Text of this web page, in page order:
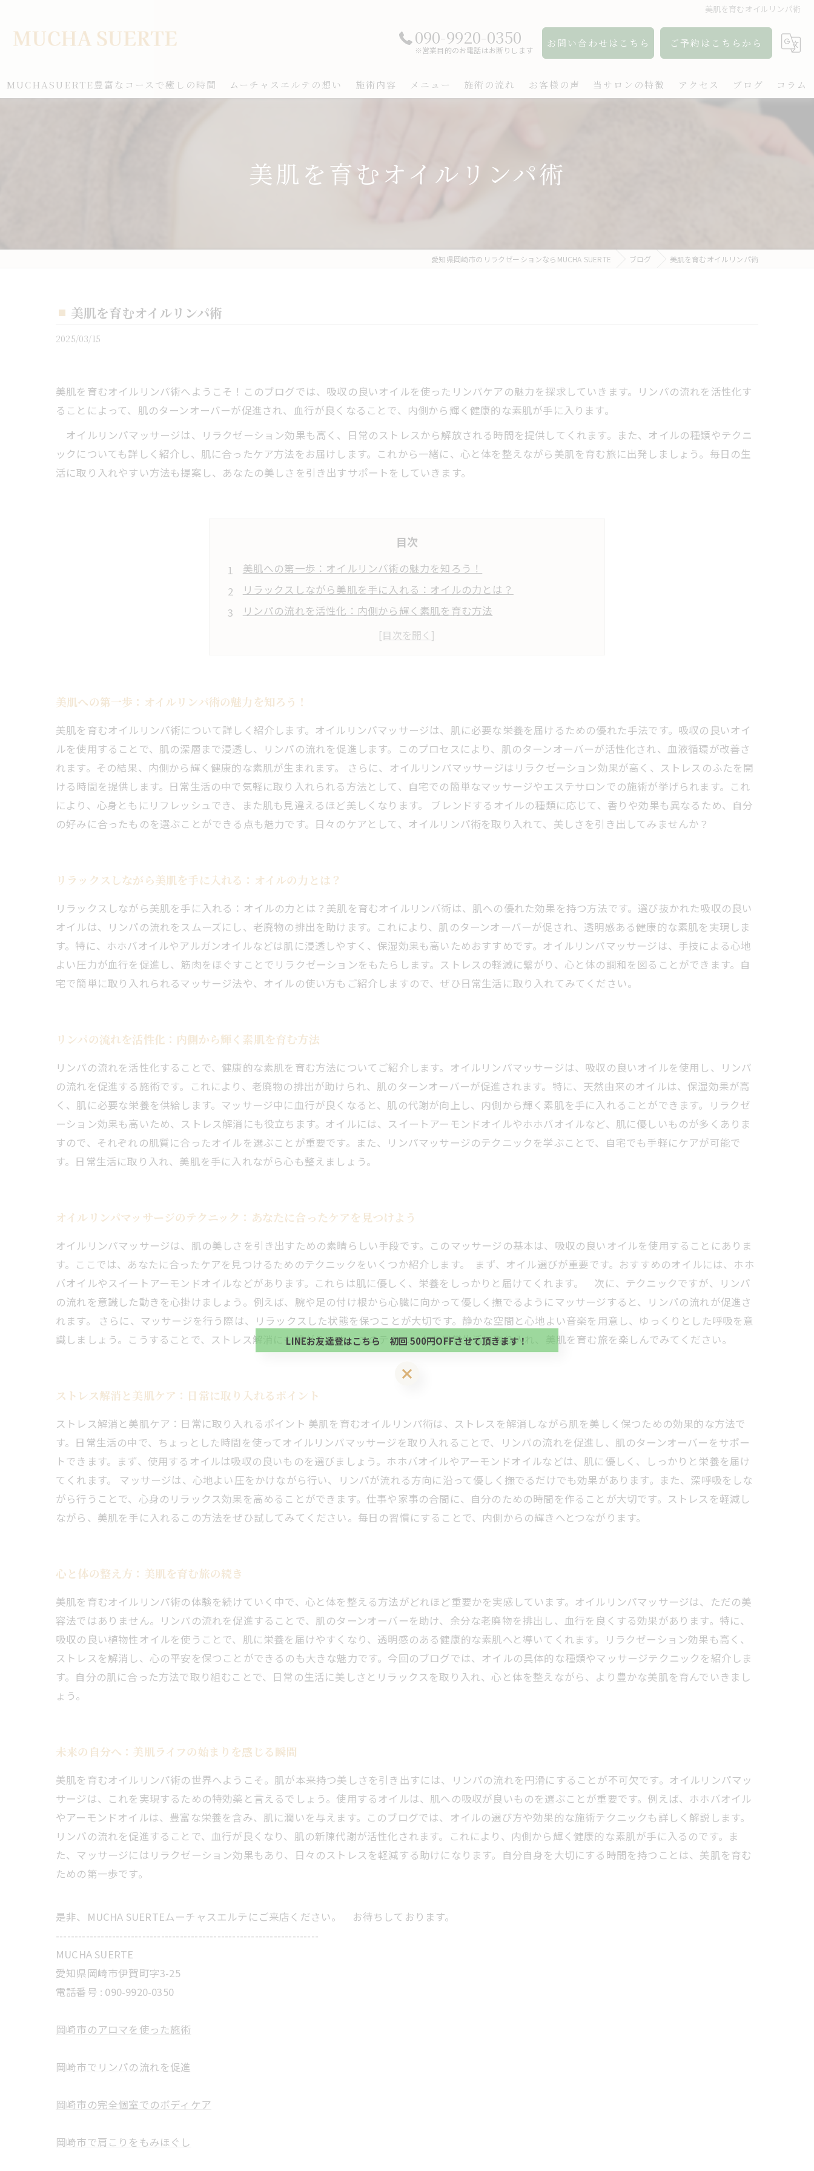
美肌を育むオイルリンパ術
090-9920-0350
※営業目的のお電話はお断りします
お問い合わせはこちら ご予約はこちらから
MUCHASUERTE豊富なコースで癒しの時間 ムーチャスエルテの想い 施術内容 メニュー 施術の流れ お客様の声 当サロンの特徴 アクセス ブログ コラム
美肌を育むオイルリンパ術
愛知県岡崎市のリラクゼーションならMUCHA SUERTE ブログ 美肌を育むオイルリンパ術
美肌を育むオイルリンパ術
2025/03/15
美肌を育むオイルリンパ術へようこそ！このブログでは、吸収の良いオイルを使ったリンパケアの魅力を探求していきます。リンパの流れを活性化す
ることによって、肌のターンオーバーが促進され、血行が良くなることで、内側から輝く健康的な素肌が手に入ります。
オイルリンパマッサージは、リラクゼーション効果も高く、日常のストレスから解放される時間を提供してくれます。また、オイルの種類やテクニ
ックについても詳しく紹介し、肌に合ったケア方法をお届けします。これから一緒に、心と体を整えながら美肌を育む旅に出発しましょう。毎日の生
活に取り入れやすい方法も提案し、あなたの美しさを引き出すサポートをしていきます。
目次
美肌への第一歩：オイルリンパ術の魅力を知ろう！
リラックスしながら美肌を手に入れる：オイルの力とは？
リンパの流れを活性化：内側から輝く素肌を育む方法
オイルリンパマッサージのテクニック：あなたに合ったケアを見つけよう
未来の自分へ：美肌ライフの始まりを感じる瞬間
美肌への第一歩：オイルリンパ術の魅力を知ろう！
美肌を育むオイルリンパ術について詳しく紹介します。オイルリンパマッサージは、肌に必要な栄養を届けるための優れた手法です。吸収の良いオイ
ルを使用することで、肌の深層まで浸透し、リンパの流れを促進します。このプロセスにより、肌のターンオーバーが活性化され、血液循環が改善さ
れます。その結果、内側から輝く健康的な素肌が生まれます。 さらに、オイルリンパマッサージはリラクゼーション効果が高く、ストレスのふたを開
ける時間を提供します。日常生活の中で気軽に取り入れられる方法として、自宅での簡単なマッサージやエステサロンでの施術が挙げられます。これ
により、心身ともにリフレッシュでき、また肌も見違えるほど美しくなります。 ブレンドするオイルの種類に応じて、香りや効果も異なるため、自分
の好みに合ったものを選ぶことができる点も魅力です。日々のケアとして、オイルリンパ術を取り入れて、美しさを引き出してみませんか？
リラックスしながら美肌を手に入れる：オイルの力とは？
リラックスしながら美肌を手に入れる：オイルの力とは？美肌を育むオイルリンパ術は、肌への優れた効果を持つ方法です。選び抜かれた吸収の良い
オイルは、リンパの流れをスムーズにし、老廃物の排出を助けます。これにより、肌のターンオーバーが促され、透明感ある健康的な素肌を実現しま
す。特に、ホホバオイルやアルガンオイルなどは肌に浸透しやすく、保湿効果も高いためおすすめです。オイルリンパマッサージは、手技による心地
よい圧力が血行を促進し、筋肉をほぐすことでリラクゼーションをもたらします。ストレスの軽減に繋がり、心と体の調和を図ることができます。自
宅で簡単に取り入れられるマッサージ法や、オイルの使い方もご紹介しますので、ぜひ日常生活に取り入れてみてください。
リンパの流れを活性化：内側から輝く素肌を育む方法
リンパの流れを活性化することで、健康的な素肌を育む方法についてご紹介します。オイルリンパマッサージは、吸収の良いオイルを使用し、リンパ
の流れを促進する施術です。これにより、老廃物の排出が助けられ、肌のターンオーバーが促進されます。特に、天然由来のオイルは、保湿効果が高
く、肌に必要な栄養を供給します。マッサージ中に血行が良くなると、肌の代謝が向上し、内側から輝く素肌を手に入れることができます。リラクゼ
ーション効果も高いため、ストレス解消にも役立ちます。オイルには、スイートアーモンドオイルやホホバオイルなど、肌に優しいものが多くありま
すので、それぞれの肌質に合ったオイルを選ぶことが重要です。また、リンパマッサージのテクニックを学ぶことで、自宅でも手軽にケアが可能で
す。日常生活に取り入れ、美肌を手に入れながら心も整えましょう。
オイルリンパマッサージのテクニック：あなたに合ったケアを見つけよう
オイルリンパマッサージは、肌の美しさを引き出すための素晴らしい手段です。このマッサージの基本は、吸収の良いオイルを使用することにありま
す。ここでは、あなたに合ったケアを見つけるためのテクニックをいくつか紹介します。 まず、オイル選びが重要です。おすすめのオイルには、ホホ
バオイルやスイートアーモンドオイルなどがあります。これらは肌に優しく、栄養をしっかりと届けてくれます。 次に、テクニックですが、リンパ
の流れを意識した動きを心掛けましょう。例えば、腕や足の付け根から心臓に向かって優しく撫でるようにマッサージすると、リンパの流れが促進さ
れます。 さらに、マッサージを行う際は、リラックスした状態を保つことが大切です。静かな空間と心地よい音楽を用意し、ゆっくりとした呼吸を意
識しましょう。こうすることで、ストレス解消にも繋がります。 このテクニックを日常生活に取り入れ、美肌を育む旅を楽しんでみてください。
ストレス解消と美肌ケア：日常に取り入れるポイント
ストレス解消と美肌ケア：日常に取り入れるポイント 美肌を育むオイルリンパ術は、ストレスを解消しながら肌を美しく保つための効果的な方法で
す。日常生活の中で、ちょっとした時間を使ってオイルリンパマッサージを取り入れることで、リンパの流れを促進し、肌のターンオーバーをサポー
トできます。まず、使用するオイルは吸収の良いものを選びましょう。ホホバオイルやアーモンドオイルなどは、肌に優しく、しっかりと栄養を届け
てくれます。 マッサージは、心地よい圧をかけながら行い、リンパが流れる方向に沿って優しく撫でるだけでも効果があります。また、深呼吸をしな
がら行うことで、心身のリラックス効果を高めることができます。仕事や家事の合間に、自分のための時間を作ることが大切です。ストレスを軽減し
ながら、美肌を手に入れるこの方法をぜひ試してみてください。毎日の習慣にすることで、内側からの輝きへとつながります。
心と体の整え方：美肌を育む旅の続き
美肌を育むオイルリンパ術の体験を続けていく中で、心と体を整える方法がどれほど重要かを実感しています。オイルリンパマッサージは、ただの美
容法ではありません。リンパの流れを促進することで、肌のターンオーバーを助け、余分な老廃物を排出し、血行を良くする効果があります。特に、
吸収の良い植物性オイルを使うことで、肌に栄養を届けやすくなり、透明感のある健康的な素肌へと導いてくれます。リラクゼーション効果も高く、
ストレスを解消し、心の平安を保つことができるのも大きな魅力です。今回のブログでは、オイルの具体的な種類やマッサージテクニックを紹介しま
す。自分の肌に合った方法で取り組むことで、日常の生活に美しさとリラックスを取り入れ、心と体を整えながら、より豊かな美肌を育んでいきまし
ょう。
未来の自分へ：美肌ライフの始まりを感じる瞬間
美肌を育むオイルリンパ術の世界へようこそ。肌が本来持つ美しさを引き出すには、リンパの流れを円滑にすることが不可欠です。オイルリンパマッ
サージは、これを実現するための特効薬と言えるでしょう。使用するオイルは、肌への吸収が良いものを選ぶことが重要です。例えば、ホホバオイル
やアーモンドオイルは、豊富な栄養を含み、肌に潤いを与えます。このブログでは、オイルの選び方や効果的な施術テクニックも詳しく解説します。
リンパの流れを促進することで、血行が良くなり、肌の新陳代謝が活性化されます。これにより、内側から輝く健康的な素肌が手に入るのです。ま
た、マッサージにはリラクゼーション効果もあり、日々のストレスを軽減する助けになります。自分自身を大切にする時間を持つことは、美肌を育む
ための第一歩です。
是非、MUCHA SUERTEムーチャスエルテにご来店ください。 お待ちしております。
----------------------------------------------------------------------
MUCHA SUERTE
愛知県岡崎市伊賀町字3-25
電話番号 : 090-9920-0350
岡崎市のアロマを使った施術
岡崎市でリンパの流れを促進
岡崎市の完全個室でのボディケア
岡崎市で肩こりをもみほぐし
当サロンの公式LINE@にお友達登録頂いたお客様は
初回 500円OFFさせて頂きます。 既に 追加済の
方、不必要な方 お手数ですが、✖印でお閉じ下さい。
LINEお友達登はこちら 初回 500円OFFさせて頂きます！
当サロンの公式LINE@にお友達登録頂いたお客様は
初回 500円OFFさせて頂きます。 既に 追加済の
方、不必要な方 お手数ですが、✖印でお閉じ下さい。
LINEお友達登はこちら 初回 500円OFFさせて頂きます！